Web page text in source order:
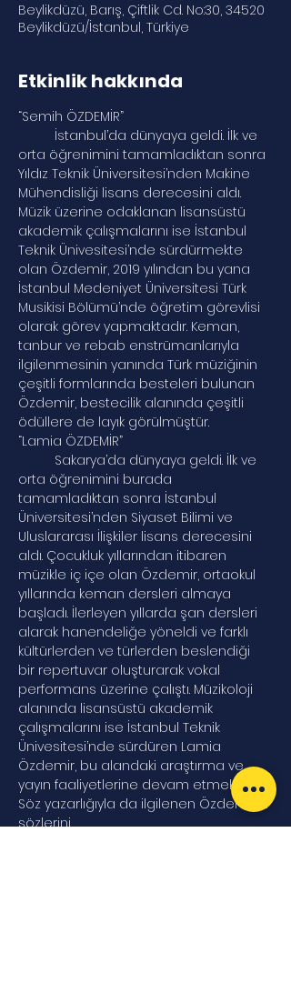
Beylikdüzü, Barış, Çiftlik Cd. No:30, 34520
Beylikdüzü/İstanbul, Türkiye
Etkinlik hakkında
“Semih ÖZDEMİR”
orta öğrenimini tamamladıktan sonra
Yıldız Teknik Üniversitesi’nden Makine
Mühendisliği lisans derecesini aldı.
Müzik üzerine odaklanan lisansüstü
akademik çalışmalarını ise İstanbul
Teknik Ünivesitesi’nde sürdürmekte
olan Özdemir, 2019 yılından bu yana
İstanbul Medeniyet Üniversitesi Türk
Musikisi Bölümü’nde öğretim görevlisi
olarak görev yapmaktadır. Keman,
tanbur ve rebab enstrümanlarıyla
ilgilenmesinin yanında Türk müziğinin
çeşitli formlarında besteleri bulunan
Özdemir, bestecilik alanında çeşitli
ödüllere de layık görülmüştür.
“Lamia ÖZDEMİR”
orta öğrenimini burada
tamamladıktan sonra İstanbul
Üniversitesi’nden Siyaset Bilimi ve
Uluslararası İlişkiler lisans derecesini
aldı. Çocukluk yıllarından itibaren
müzikle iç içe olan Özdemir, ortaokul
yıllarında keman dersleri almaya
başladı. İlerleyen yıllarda şan dersleri
alarak hanendeliğe yöneldi ve farklı
kültürlerden ve türlerden beslendiği
bir repertuvar oluşturarak vokal
performans üzerine çalıştı. Müzikoloji
alanında lisansüstü akademik
çalışmalarını ise İstanbul Teknik
Ünivesitesi’nde sürdüren Lamia
Özdemir, bu alandaki araştırma ve
yayın faaliyetlerine devam etmektedir.
Söz yazarlığıyla da ilgilenen Özdemir’in
sözlerini…